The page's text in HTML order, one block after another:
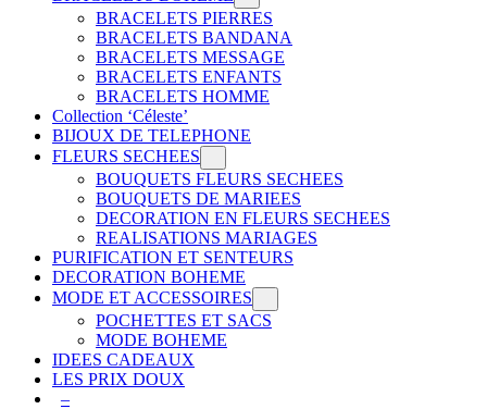
BRACELETS PIERRES
BRACELETS BANDANA
BRACELETS MESSAGE
BRACELETS ENFANTS
BRACELETS HOMME
Collection ‘Céleste’
BIJOUX DE TELEPHONE
FLEURS SECHEES
BOUQUETS FLEURS SECHEES
BOUQUETS DE MARIEES
DECORATION EN FLEURS SECHEES
REALISATIONS MARIAGES
PURIFICATION ET SENTEURS
DECORATION BOHEME
MODE ET ACCESSOIRES
POCHETTES ET SACS
MODE BOHEME
IDEES CADEAUX
LES PRIX DOUX
–